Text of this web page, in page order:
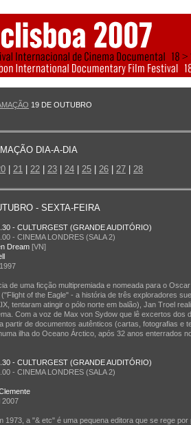
19 DE OUTUBRO
DIA-A-DIA
21 22 23 24 25 26 27 28
- SEXTA-FEIRA
- CULTURGEST (GRANDE AUDITÓRIO)
- CINEMA LONDRES (SALA 2)
Dream [VN]
de uma ficção multipremiada e nomeada para o
of the Eagle" - a história de três exploradores
tentaram atingir o pólo norte em balão), Jan Troel
Com a voz de Max von Sydow que lê excertos dos
partir de documentos autênticos (cartas, fotografias e
ilha do Oceano Árctico, após 32 anos enterrados
- CULTURGEST (GRANDE AUDITÓRIO)
- CINEMA LONDRES (SALA 2)
2007
1973, a "& etc" é uma pequena editora que se rege por